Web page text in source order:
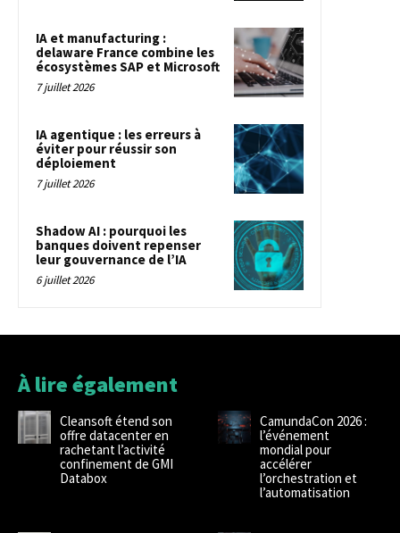
IA et manufacturing :
delaware France combine les
écosystèmes SAP et Microsoft
7 juillet 2026
IA agentique : les erreurs à
éviter pour réussir son
déploiement
7 juillet 2026
Shadow AI : pourquoi les
banques doivent repenser
leur gouvernance de l’IA
6 juillet 2026
À lire également
Cleansoft étend son
offre datacenter en
rachetant l’activité
confinement de GMI
Databox
CamundaCon 2026 :
l’événement
mondial pour
accélérer
l’orchestration et
l’automatisation